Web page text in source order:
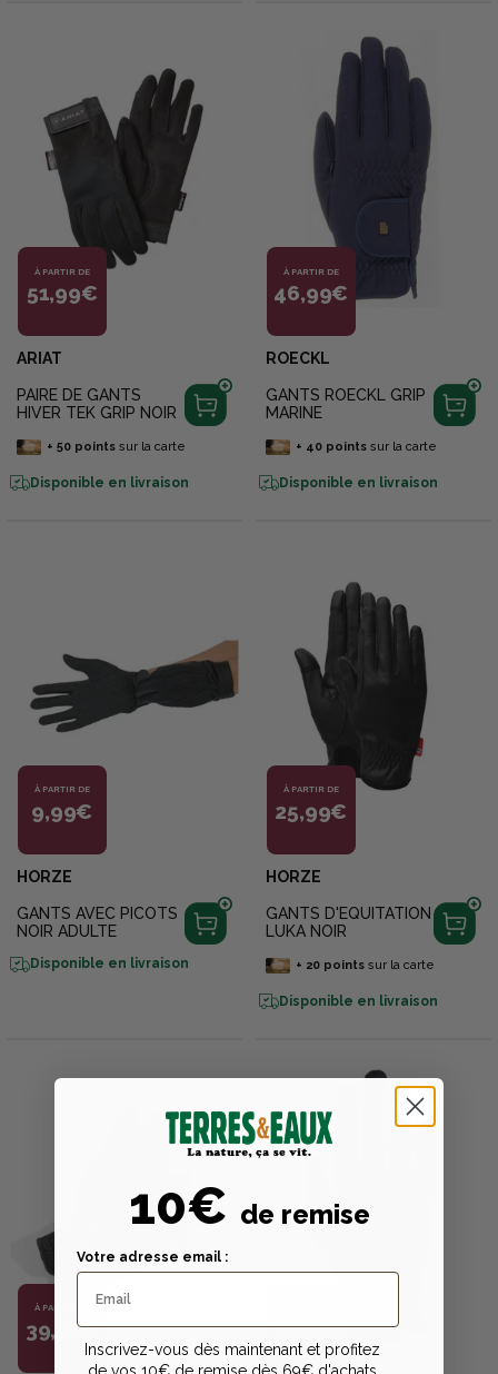
À PARTIR DE
51,99€
ARIAT
PAIRE DE GANTS
HIVER TEK GRIP NOIR
+ 50pointssur la carte
Disponible en livraison
À PARTIR DE
46,99€
ROECKL
GANTS ROECKL GRIP
MARINE
+ 40pointssur la carte
Disponible en livraison
À PARTIR DE
9,99€
HORZE
GANTS AVEC PICOTS
NOIR ADULTE
Disponible en livraison
À PARTIR DE
25,99€
HORZE
GANTS D'EQUITATION
LUKA NOIR
+ 20pointssur la carte
Disponible en livraison
À PARTIR DE
39,99€ 41,99€
10€ de remise
Votre adresse email :
Inscrivez-vous dès maintenant et profitez